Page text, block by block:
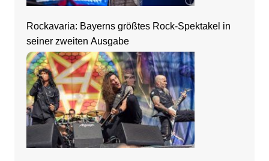
Rockavaria: Bayerns größtes Rock-Spektakel in
seiner zweiten Ausgabe